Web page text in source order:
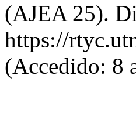
(AJEA 25).
https://
(Accedido: 8